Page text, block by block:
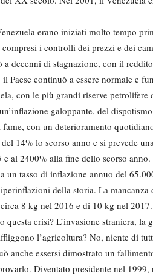
erano iniziati molto tempo
compresi i controlli dei prezzi e dei
a decenni di stagnazione, con il
Paese continuò a essere normale e
con le più grandi riserve
galoppante, del
con un deterioramento
14% lo scorso anno e si prevede
e al 2400% alla fine dello scorso
un tasso di inflazione annuo del
della storia. La
8 kg nel 2016 e di 10 kg nel 2017.
questa crisi? L’invasione straniera,
l’agricoltura? No, niente di
anche essersi dimostrato un
Diventato presidente nel